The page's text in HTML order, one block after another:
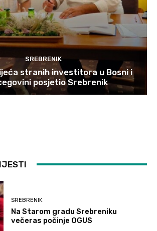
SREBRENIK
stranih investitora u Bosni i
posjetio Srebrenik
SREBRENIK
Na Starom gradu Srebreniku
večeras počinje OGUS